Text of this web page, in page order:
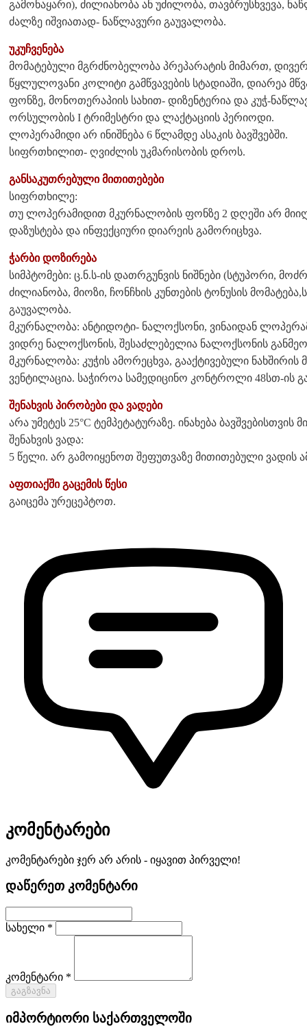
გამონაყარი), ძილიანობა ან უძილობა, თავბრუსხვევა,
ძალზე იშვიათად- ნაწლავური გაუვალობა.
უკუჩვენება
მომატებული მგრძნობელობა პრეპარატის მიმართ,
წყლულოვანი კოლიტი გამწვავების სტადიაში, დიარეა
ფონზე, მონოთერაპიის სახით- დიზენტერია და კუჭ-
ორსულობის I ტრიმესტრი და ლაქტაციის პერიოდი.
ლოპერამიდი არ ინიშნება 6 წლამდე ასაკის ბავშვებში.
სიფრთხილით- ღვიძლის უკმარისობის დროს.
განსაკუთრებული მითითებები
სიფრთხილე:
თუ ლოპერამიდით მკურნალობის ფონზე 2 დღეში არ
დაზუსტება და ინფექციური დიარეის გამორიცხვა.
ჭარბი დოზირება
სიმპტომები: ც.ნ.ს-ის დათრგუნვის ნიშნები (სტუპორი,
ძილიანობა, მიოზი, ჩონჩხის კუნთების ტონუსის
გაუვალობა.
მკურნალობა: ანტიდოტი- ნალოქსონი, ვინაიდან
ვიდრე ნალოქსონის, შესაძლებელია ნალოქსონის
მკურნალობა: კუჭის ამორეცხვა, გააქტივებული
ვენტილაცია. საჭიროა სამედიცინო კონტროლი 48სთ-ის
შენახვის პირობები და ვადები
არა უმეტეს 25°C ტემპეტატურაზე. ინახება
შენახვის ვადა:
5 წელი. არ გამოიყენოთ შეფუთვაზე მითითებული ვადის
აფთიაქში გაცემის წესი
გაიცემა ურეცეპტოთ.
კომენტარები
კომენტარები ჯერ არ არის - იყავით პირველი!
დაწერეთ კომენტარი
სახელი *
კომენტარი *
გაგზავნა
იმპორტიორი საქართველოში